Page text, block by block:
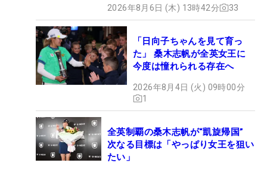
2026年8月6日 (木) 13時42分 33
「日向子ちゃんを見て育っ
た」 桑木志帆が全英女王に
今度は憧れられる存在へ
2026年8月4日 (火) 09時00分
1
全英制覇の桑木志帆が“凱旋帰国”
次なる目標は「やっぱり女王を狙い
たい」